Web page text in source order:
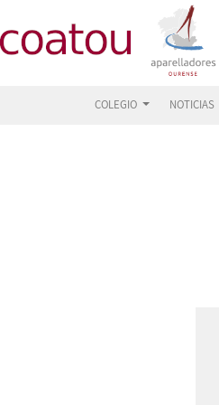
COLEGIO NOTICIAS